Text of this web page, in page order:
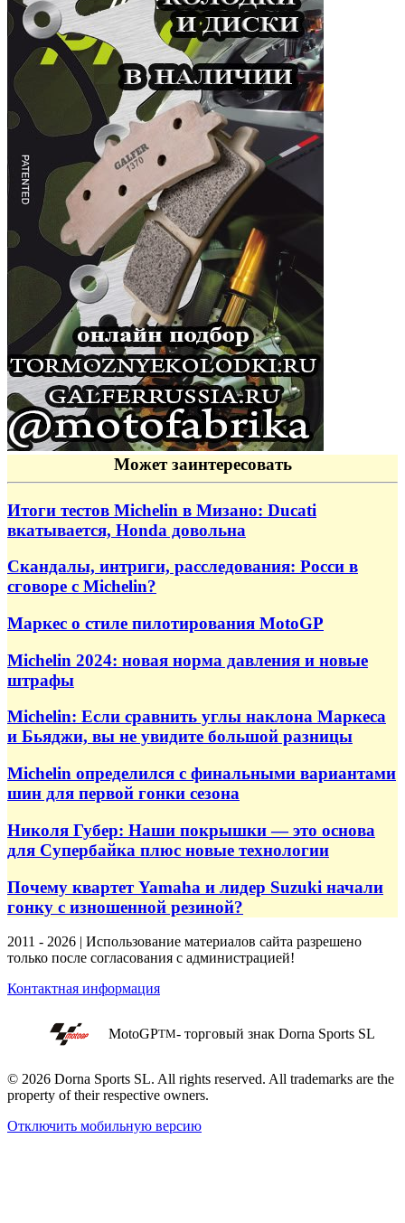
Может заинтересовать
Итоги тестов Michelin в Мизано: Ducati
вкатывается, Honda довольна
Скандалы, интриги, расследования: Росси в
сговоре с Michelin?
Маркес о стиле пилотирования MotoGP
Michelin 2024: новая норма давления и новые
штрафы
Michelin: Если сравнить углы наклона Маркеса
и Бьяджи, вы не увидите большой разницы
Michelin определился с финальными вариантами
шин для первой гонки сезона
Николя Губер: Наши покрышки — это основа
для Супербайка плюс новые технологии
Почему квартет Yamaha и лидер Suzuki начали
гонку с изношенной резиной?
2011 - 2026 | Использование материалов сайта разрешено
только после согласования с администрацией!
Контактная информация
MotoGPTM- торговый знак Dorna Sports SL
© 2026 Dorna Sports SL. All rights reserved. All trademarks are the
property of their respective owners.
Отключить мобильную версию